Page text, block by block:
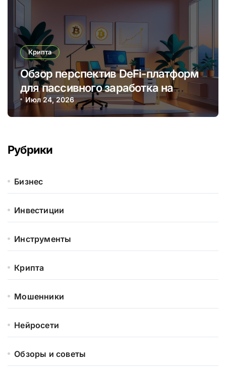
Крипта
Обзор перспектив DeFi-платформ
для пассивного заработка на
криптовалютных стейкингах
Июл 24, 2026
Рубрики
Бизнес
Инвестиции
Инструменты
Крипта
Мошенники
Нейросети
Обзоры и советы